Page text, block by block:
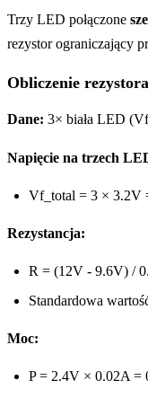
Trzy LED połączone
rezystor ograniczający
Obliczenie
Dane: 3× biała LED
Napięcie na trzech
Vf_total = 3 × 3.2V
Rezystancja:
R = (12V - 9.6V) /
Standardowa
Moc:
P = 2.4V × 0.02A =